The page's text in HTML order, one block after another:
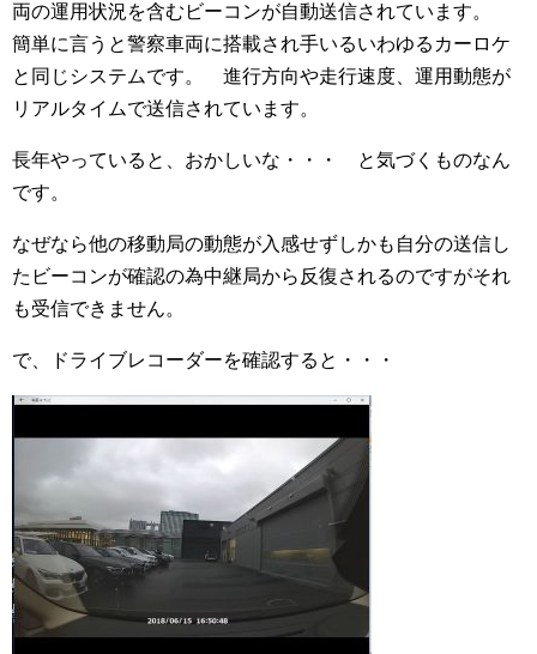
両の運用状況を含むビーコンが自動送信されています。
簡単に言うと警察車両に搭載され手いるいわゆるカーロケ
と同じシステムです。 進行方向や走行速度、運用動態が
リアルタイムで送信されています。
長年やっていると、おかしいな・・・ と気づくものなん
です。
なぜなら他の移動局の動態が入感せずしかも自分の送信し
たビーコンが確認の為中継局から反復されるのですがそれ
も受信できません。
で、ドライブレコーダーを確認すると・・・